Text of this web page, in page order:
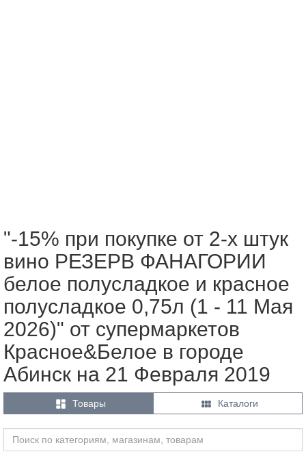
"-15% при покупке от 2-х штук
вино РЕЗЕРВ ФАНАГОРИИ
белое полусладкое и красное
полусладкое 0,75л (1 - 11 Мая
2026)" от супермаркетов
Красное&Белое в городе
Абинск на 21 Февраля 2019
 Товары  Каталоги